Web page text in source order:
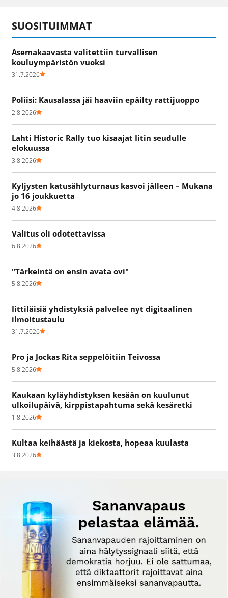
SUOSITUIMMAT
Asemakaavasta valitettiin turvallisen
kouluympäristön vuoksi
31.7.2026
Poliisi: Kausalassa jäi haaviin epäilty rattijuoppo
2.8.2026
Lahti Historic Rally tuo kisaajat Iitin seudulle
elokuussa
3.8.2026
Kyljysten katusählyturnaus kasvoi jälleen – Mukana
jo 16 joukkuetta
4.8.2026
Valitus oli odotettavissa
6.8.2026
"Tärkeintä on ensin avata ovi"
5.8.2026
Iittiläisiä yhdistyksiä palvelee nyt digitaalinen
ilmoitustaulu
31.7.2026
Pro ja Jockas Rita seppelöitiin Teivossa
5.8.2026
Kaukaan kyläyhdistyksen kesään on kuulunut
ulkoilupäivä, kirppistapahtuma sekä kesäretki
1.8.2026
Kultaa keihäästä ja kiekosta, hopeaa kuulasta
3.8.2026